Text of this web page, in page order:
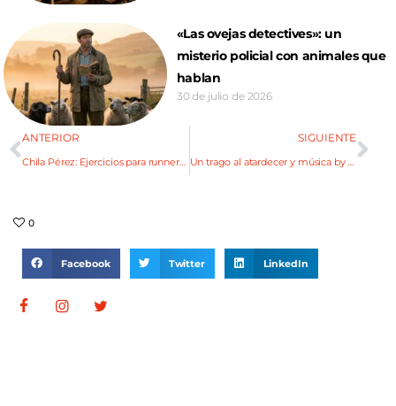
«Las ovejas detectives»: un
misterio policial con animales que
hablan
30 de julio de 2026
ANTERIOR
Chila Pérez: Ejercicios para runners en casa
SIGUIENTE
Un trago al atardecer y música by Dj Malcriado
0
Facebook Twitter LinkedIn